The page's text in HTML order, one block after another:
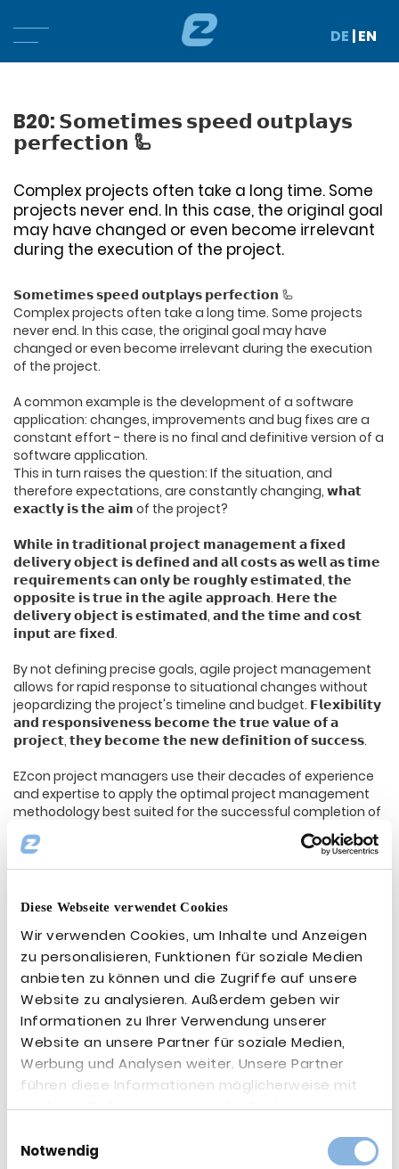
Diese Webseite verwendet Cookies
Wir verwenden Cookies, um Inhalte und Anzeigen
zu personalisieren, Funktionen für soziale Medien
anbieten zu können und die Zugriffe auf unsere
Website zu analysieren. Außerdem geben wir
Informationen zu Ihrer Verwendung unserer
Website an unsere Partner für soziale Medien,
Werbung und Analysen weiter. Unsere Partner
führen diese Informationen möglicherweise mit
weiteren Daten zusammen, die Sie ihnen
Nutzung der Dienste gesammelt haben.
Notwendig
DE |EN
B20: 𝗦𝗼𝗺𝗲𝘁𝗶𝗺𝗲𝘀 𝘀𝗽𝗲𝗲𝗱 𝗼𝘂𝘁𝗽𝗹𝗮𝘆𝘀
𝗽𝗲𝗿𝗳𝗲𝗰𝘁𝗶𝗼𝗻 🦾
Complex projects often take a long time. Some
projects never end. In this case, the original goal
may have changed or even become irrelevant
during the execution of the project.
𝗦𝗼𝗺𝗲𝘁𝗶𝗺𝗲𝘀 𝘀𝗽𝗲𝗲𝗱 𝗼𝘂𝘁𝗽𝗹𝗮𝘆𝘀 𝗽𝗲𝗿𝗳𝗲𝗰𝘁𝗶𝗼𝗻 🦾
Complex projects often take a long time. Some projects
never end. In this case, the original goal may have
changed or even become irrelevant during the execution
of the project.
A common example is the development of a software
application: changes, improvements and bug fixes are a
constant effort - there is no final and definitive version of a
software application.
This in turn raises the question: If the situation, and
therefore expectations, are constantly changing, 𝘄𝗵𝗮𝘁
𝗲𝘅𝗮𝗰𝘁𝗹𝘆 𝗶𝘀 𝘁𝗵𝗲 𝗮𝗶𝗺 of the project?
𝗪𝗵𝗶𝗹𝗲 𝗶𝗻 𝘁𝗿𝗮𝗱𝗶𝘁𝗶𝗼𝗻𝗮𝗹 𝗽𝗿𝗼𝗷𝗲𝗰𝘁 𝗺𝗮𝗻𝗮𝗴𝗲𝗺𝗲𝗻𝘁 𝗮 𝗳𝗶𝘅𝗲𝗱
𝗱𝗲𝗹𝗶𝘃𝗲𝗿𝘆 𝗼𝗯𝗷𝗲𝗰𝘁 𝗶𝘀 𝗱𝗲𝗳𝗶𝗻𝗲𝗱 𝗮𝗻𝗱 𝗮𝗹𝗹 𝗰𝗼𝘀𝘁𝘀 𝗮𝘀 𝘄𝗲𝗹𝗹 𝗮𝘀 𝘁𝗶𝗺𝗲
𝗿𝗲𝗾𝘂𝗶𝗿𝗲𝗺𝗲𝗻𝘁𝘀 𝗰𝗮𝗻 𝗼𝗻𝗹𝘆 𝗯𝗲 𝗿𝗼𝘂𝗴𝗵𝗹𝘆 𝗲𝘀𝘁𝗶𝗺𝗮𝘁𝗲𝗱, 𝘁𝗵𝗲
𝗼𝗽𝗽𝗼𝘀𝗶𝘁𝗲 𝗶𝘀 𝘁𝗿𝘂𝗲 𝗶𝗻 𝘁𝗵𝗲 𝗮𝗴𝗶𝗹𝗲 𝗮𝗽𝗽𝗿𝗼𝗮𝗰𝗵. 𝗛𝗲𝗿𝗲 𝘁𝗵𝗲
𝗱𝗲𝗹𝗶𝘃𝗲𝗿𝘆 𝗼𝗯𝗷𝗲𝗰𝘁 𝗶𝘀 𝗲𝘀𝘁𝗶𝗺𝗮𝘁𝗲𝗱, 𝗮𝗻𝗱 𝘁𝗵𝗲 𝘁𝗶𝗺𝗲 𝗮𝗻𝗱 𝗰𝗼𝘀𝘁
𝗶𝗻𝗽𝘂𝘁 𝗮𝗿𝗲 𝗳𝗶𝘅𝗲𝗱.
By not defining precise goals, agile project management
allows for rapid response to situational changes without
jeopardizing the project's timeline and budget. 𝗙𝗹𝗲𝘅𝗶𝗯𝗶𝗹𝗶𝘁𝘆
𝗮𝗻𝗱 𝗿𝗲𝘀𝗽𝗼𝗻𝘀𝗶𝘃𝗲𝗻𝗲𝘀𝘀 𝗯𝗲𝗰𝗼𝗺𝗲 𝘁𝗵𝗲 𝘁𝗿𝘂𝗲 𝘃𝗮𝗹𝘂𝗲 𝗼𝗳 𝗮
𝗽𝗿𝗼𝗷𝗲𝗰𝘁, 𝘁𝗵𝗲𝘆 𝗯𝗲𝗰𝗼𝗺𝗲 𝘁𝗵𝗲 𝗻𝗲𝘄 𝗱𝗲𝗳𝗶𝗻𝗶𝘁𝗶𝗼𝗻 𝗼𝗳 𝘀𝘂𝗰𝗰𝗲𝘀𝘀.
EZcon project managers use their decades of experience
and expertise to apply the optimal project management
methodology best suited for the successful completion of
the project.
𝗬𝗼𝘂 𝗵𝗮𝘃𝗲 𝘀𝗼𝗺𝗲𝘁𝗵𝗶𝗻𝗴 𝘁𝗼 𝗱𝗼? 𝗖𝗼𝗻𝘁𝗮𝗰𝘁 𝘂𝘀!
#projects#pm #agile #traditional
#technology#experience#it#infrastructure
#consulting#ezconnetworkgmbh
Zurück
Weitere Beiträge: